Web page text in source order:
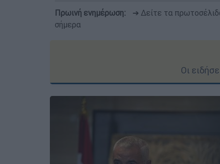
Πρωινή ενημέρωση: ➔ Δείτε τα
σήμερα
Οι